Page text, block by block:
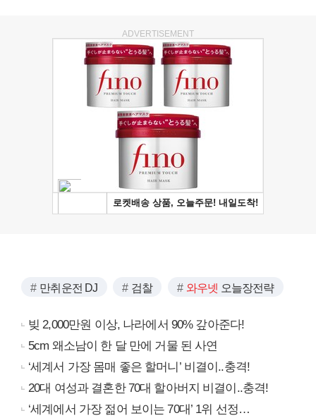
ADVERTISEMENT
만취운전 DJ 검찰 와우넷 오늘장전략
빚 2,000만원 이상, 나라에서 90% 갚아준다!
5cm 왜소남이 한 달 만에 거물 된 사연
‘세계서 가장 몸매 좋은 할머니’ 비결이..충격!
20대 여성과 결혼한 70대 할아버지 비결이..충격!
‘세계에서 가장 젊어 보이는 70대’ 1위 선정…